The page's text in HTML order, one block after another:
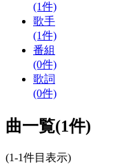
(1件)
歌手
(1件)
番組
(0件)
歌詞
(0件)
曲一覧(1件)
(1-1件目表示)